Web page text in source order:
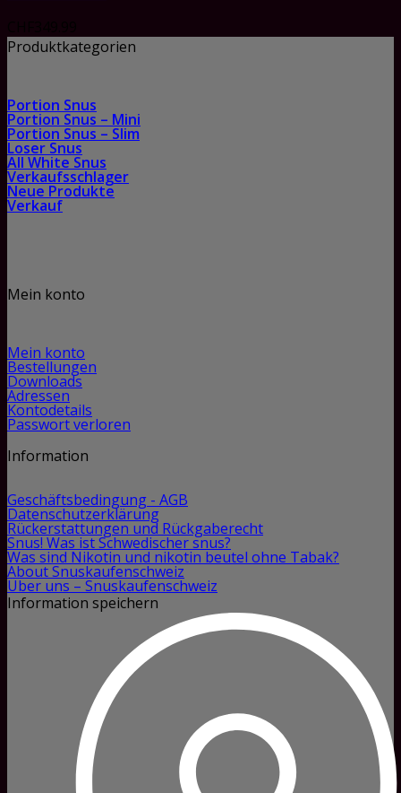
Produktkategorien
Portion Snus
Portion Snus – Mini
Portion Snus – Slim
Loser Snus
All White Snus
Verkaufsschlager
Neue Produkte
Verkauf
Mein konto
Mein konto
Bestellungen
Downloads
Adressen
Kontodetails
Passwort verloren
Information
Geschäftsbedingung - AGB
Datenschutzerklärung
Rückerstattungen und Rückgaberecht
Snus! Was ist Schwedischer snus?
Was sind Nikotin und nikotin beutel ohne Tabak?
About Snuskaufenschweiz
Über uns – Snuskaufenschweiz
Information speichern